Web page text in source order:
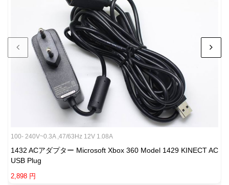
100- 240V~0.3A ,47/63Hz 12V 1.08A
1432 ACアダプター Microsoft Xbox 360 Model 1429 KINECT AC
USB Plug
2,898 円